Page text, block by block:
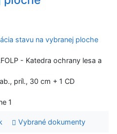
stavu na vybranej ploche
- Katedra ochrany lesa a
príl., 30 cm + 1 CD
1
Vybrané dokumenty